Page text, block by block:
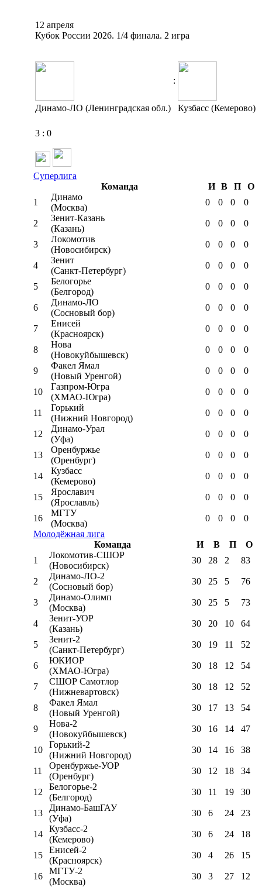
12 апреля
Кубок России 2026. 1/4 финала. 2 игра
:
Динамо-ЛО (Ленинградская обл.) Кузбасс (Кемерово)
3 : 0
Суперлига
Команда
И В П
О
1
Динамо
(Москва)
0 0 0 0
2
Зенит-Казань
(Казань)
0 0 0 0
3
Локомотив
(Новосибирск)
0 0 0 0
4
Зенит
(Санкт-Петербург)
0 0 0 0
5
Белогорье
(Белгород)
0 0 0 0
6
Динамо-ЛО
(Сосновый бор)
0 0 0 0
7
Енисей
(Красноярск)
0 0 0 0
8
Нова
(Новокуйбышевск)
0 0 0 0
9
Факел Ямал
(Новый Уренгой)
0 0 0 0
10
Газпром-Югра
(ХМАО-Югра)
0 0 0 0
11
Горький
(Нижний Новгород)
0 0 0 0
12
Динамо-Урал
(Уфа)
0 0 0 0
13
Оренбуржье
(Оренбург)
0 0 0 0
14
Кузбасс
(Кемерово)
0 0 0 0
15
Ярославич
(Ярославль)
0 0 0 0
16
МГТУ
(Москва)
0 0 0
0
Молодёжная лига
Команда
И В П
О
1
Локомотив-CШОР
(Новосибирск)
30 28 2 83
2
Динамо-ЛО-2
(Сосновый бор)
30 25 5 76
3
Динамо-Олимп
(Москва)
30 25 5 73
4
Зенит-УОР
(Казань)
30 20 10 64
5
Зенит-2
(Санкт-Петербург)
30 19 11 52
6
ЮКИОР
(ХМАО-Югра)
30 18 12 54
7
СШОР Самотлор
(Нижневартовск)
30 18 12 52
8
Факел Ямал
(Новый Уренгой)
30 17 13 54
9
Нова-2
(Новокуйбышевск)
30 16 14 47
10
Горький-2
(Нижний Новгород)
30 14 16 38
11
Оренбуржье-УОР
(Оренбург)
30 12 18 34
12
Белогорье-2
(Белгород)
30 11 19 30
13
Динамо-БашГАУ
(Уфа)
30 6 24 23
14
Кузбасс-2
(Кемерово)
30 6 24 18
15
Енисей-2
(Красноярск)
30 4 26 15
16
МГТУ-2
(Москва)
30 3 27 12